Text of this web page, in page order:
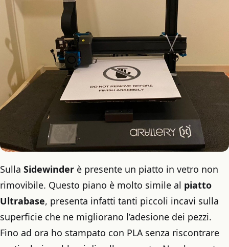
Sulla Sidewinder è presente un piatto in vetro non
rimovibile. Questo piano è molto simile al piatto
Ultrabase, presenta infatti tanti piccoli incavi sulla
superficie che ne migliorano l’adesione dei pezzi.
Fino ad ora ho stampato con PLA senza riscontrare